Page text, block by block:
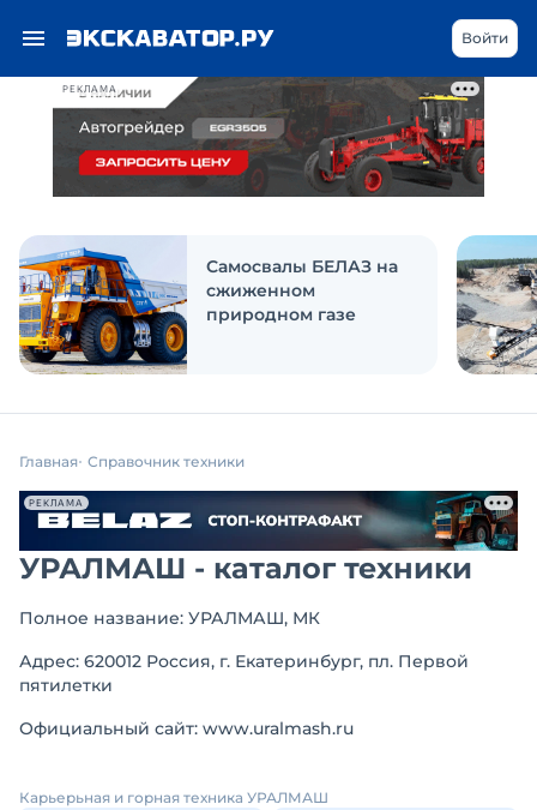
РЕКЛАМА
Войти
Самосвалы БЕЛАЗ на
сжиженном
природном газе
Главная Справочник техники
РЕКЛАМА
УРАЛМАШ - каталог техники
Полное название: УРАЛМАШ, МК
Адрес: 620012 Россия, г. Екатеринбург, пл. Первой
пятилетки
Официальный сайт: www.uralmash.ru
Карьерьная и горная техника УРАЛМАШ